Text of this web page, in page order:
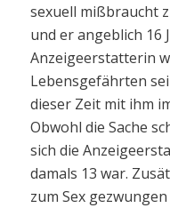
sexuell mißbraucht
und er angeblich 16
Anzeigeerstatterin
Lebensgefährten
dieser Zeit mit ihm
Obwohl die Sache
sich die
damals 13 war.
zum Sex